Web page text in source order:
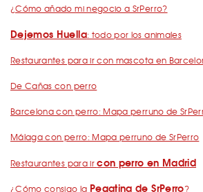
¿Cómo añado mi negocio a SrPerro?
Dejemos Huella: todo por los animales
Restaurantes para ir con mascota en
De Cañas con perro
Barcelona con perro: Mapa perruno de
Málaga con perro: Mapa perruno de SrPerro
Restaurantes para ircon perro en Madrid
¿Cómo consigo la Pegatina de SrPerro?